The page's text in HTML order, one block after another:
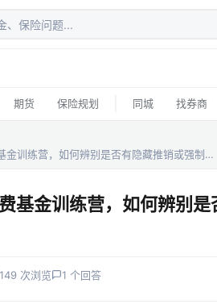
期货 保险规划 同城 找券商
金训练营，如何辨别是否有隐藏推销或强制…
基金训练营，如何辨别是
149 次浏览 1 个回答